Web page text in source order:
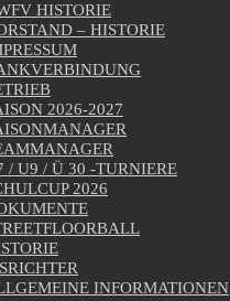
HISTORIE
– HISTORIE
2026-2027
/ U9 / Ü 30 -TURNIERE
2026
INFORMATIONEN